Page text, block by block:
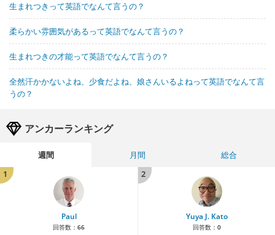
生まれつきって英語でなんて言うの？
柔らかい雰囲気があるって英語でなんて言うの？
生まれつきの才能って英語でなんて言うの？
全然汗かかないよね、少食だよね、娘さんいるよねって英語でなんて言
うの？
アンカーランキング
週間 月間
総合
1
Paul
回答数： 66
2
Yuya J. Kato
回答数： 0